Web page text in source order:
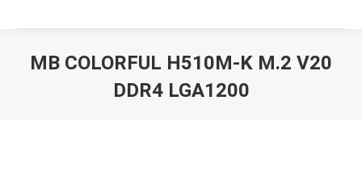
MB COLORFUL H510M-K M.2 V20
DDR4 LGA1200